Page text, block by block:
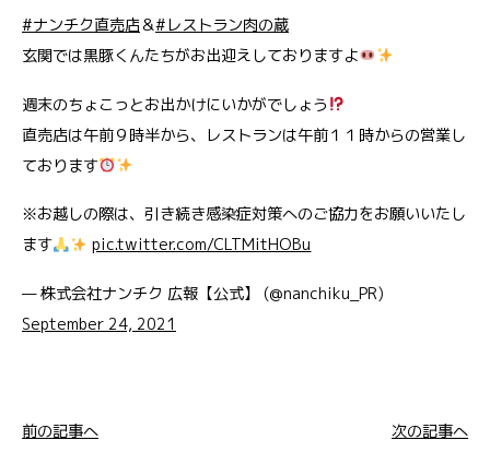
#ナンチク直売店＆#レストラン肉の蔵
玄関では黒豚くんたちがお出迎えしておりますよ
週末のちょこっとお出かけにいかがでしょう
直売店は午前９時半から、レストランは午前１１時からの営業し
ております
※お越しの際は、引き続き感染症対策へのご協力をお願いいたし
ます
pic.twitter.com/CLTMitHOBu
— 株式会社ナンチク 広報【公式】 (@nanchiku_PR)
September 24, 2021
前の記事へ 次の記事へ